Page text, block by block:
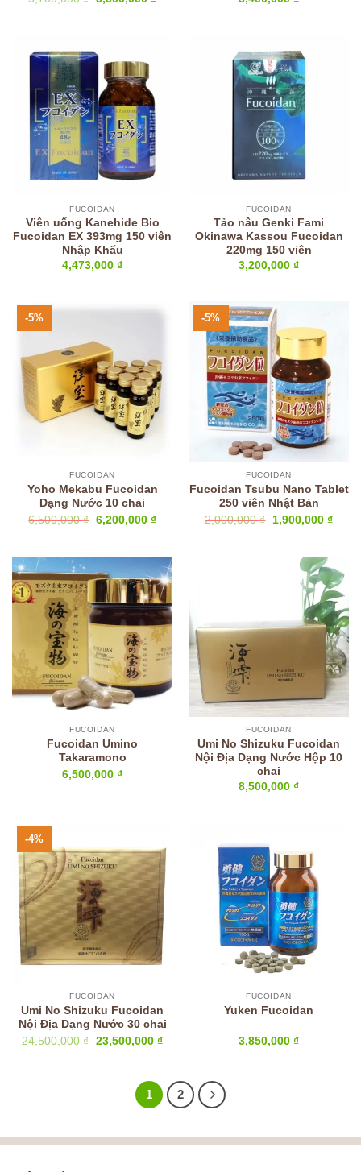
FUCOIDAN
Viên uống Kanehide Bio
Fucoidan EX 393mg 150 viên
Nhập Khẩu
4,473,000 ₫
FUCOIDAN
Tảo nâu Genki Fami
Okinawa Kassou Fucoidan
220mg 150 viên
3,200,000 ₫
-5%
FUCOIDAN
Yoho Mekabu Fucoidan
Dạng Nước 10 chai
6,500,000₫ Giá
6,200,000 ₫Giá
6,200,000 ₫.
-5%
FUCOIDAN
Fucoidan Tsubu Nano Tablet
250 viên Nhật Bản
2,000,000₫
Giá
1,900,000 ₫Giá
FUCOIDAN
Fucoidan Umino
Takaramono
6,500,000 ₫
FUCOIDAN
Umi No Shizuku Fucoidan
Nội Địa Dạng Nước Hộp 10
chai
8,500,000 ₫
-4%
FUCOIDAN
Umi No Shizuku Fucoidan
Nội Địa Dạng Nước 30 chai
24,500,000₫ Giá
23,500,000 ₫Giá
23,500,000 ₫.
FUCOIDAN
Yuken Fucoidan
3,850,000 ₫
1 2